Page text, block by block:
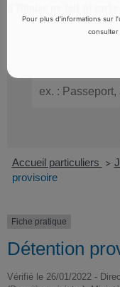
Accueil particuliers >
provisoire
Fiche pratique
Détention
Vérifié le 26/01/2022 -
Pour plus d’informations sur